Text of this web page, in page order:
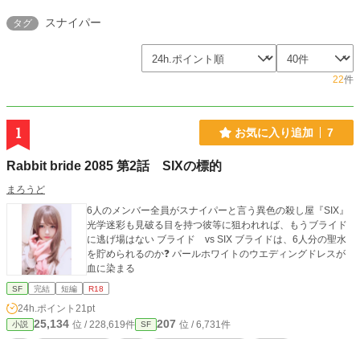
タグ スナイパー
22件
1 お気に入り追加 7
Rabbit bride 2085 第2話 SIXの標的
まろうど
6人のメンバー全員がスナイパーと言う異色の殺し屋『SIX』
光学迷彩も見破る目を持つ彼等に狙われれば、もうブライド
に逃げ場はない ブライド vs SIX ブライドは、6人分の聖水
を貯められるのか❓ パールホワイトのウエディングドレスが
血に染まる
SF 完結 短編 R18
24h.ポイント 21pt
小説 25,134 位 / 228,619件 SF 207 位 / 6,731件